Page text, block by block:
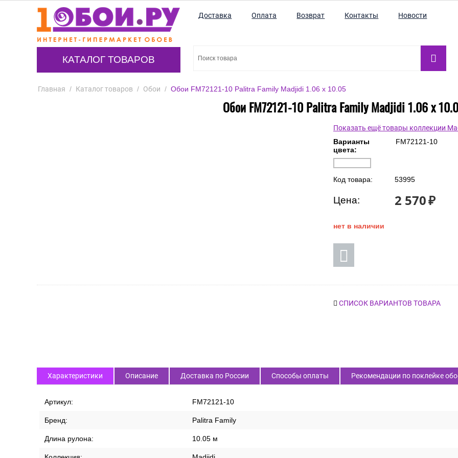
КАТАЛОГ ТОВАРОВ
Доставка Оплата Возврат Контакты Новости
Главная / Каталог товаров / Обои / Обои FM72121-10 Palitra Family Madjidi 1.06 x 10.05
Обои FM72121-10 Palitra Family Madjidi 1.06 x
Показать ещё товары коллекции
Варианты
цвета:
FM72121-10
Код товара: 53995
Цена:
нет в наличии
Характеристики Описание Доставка по России Способы оплаты Рекомендации по поклейке
Артикул: FM72121-10
Бренд: Palitra Family
Длина рулона: 10.05 м